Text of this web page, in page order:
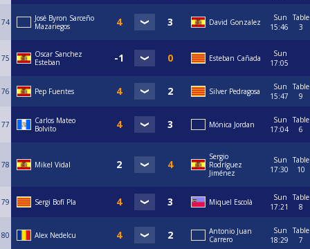
74
José Byron Sarceño
Mazariegos
David Gonzalez
Sun
15:46
Table
3
75
Oscar Sanchez
Esteban
Esteban Cañada
Sun
17:05
76 Pep Fuentes Silver Pedragosa
Sun
15:47
Table
9
77
Carlos Mateo
Bolvito
Mónica Jordan
Sun
17:04
Table
6
78 Mikel Vidal
Sergio
Rodríguez
Jiménez
Sun
17:30
Table
10
79 Sergi Bofí Pla Miquel Escolà
Sun
17:21
Table
8
80 Alex Nedelcu
Antonio Juan
Carrero
Sun
18:29
Table
7